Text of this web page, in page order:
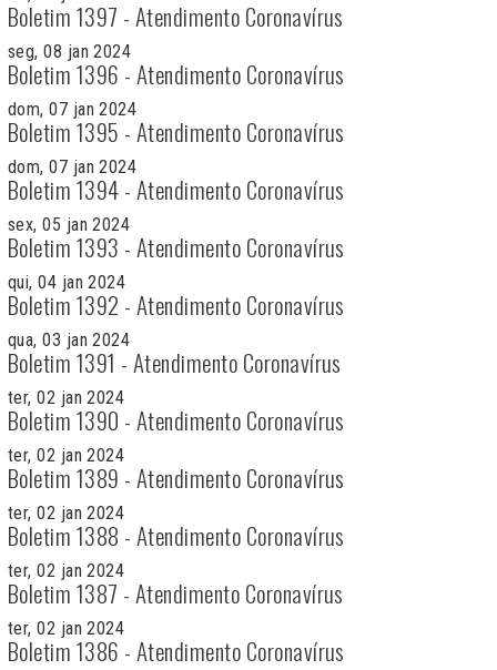
Boletim 1397 - Atendimento Coronavírus
seg, 08 jan 2024
Boletim 1396 - Atendimento Coronavírus
dom, 07 jan 2024
Boletim 1395 - Atendimento Coronavírus
dom, 07 jan 2024
Boletim 1394 - Atendimento Coronavírus
sex, 05 jan 2024
Boletim 1393 - Atendimento Coronavírus
qui, 04 jan 2024
Boletim 1392 - Atendimento Coronavírus
qua, 03 jan 2024
Boletim 1391 - Atendimento Coronavírus
ter, 02 jan 2024
Boletim 1390 - Atendimento Coronavírus
ter, 02 jan 2024
Boletim 1389 - Atendimento Coronavírus
ter, 02 jan 2024
Boletim 1388 - Atendimento Coronavírus
ter, 02 jan 2024
Boletim 1387 - Atendimento Coronavírus
ter, 02 jan 2024
Boletim 1386 - Atendimento Coronavírus